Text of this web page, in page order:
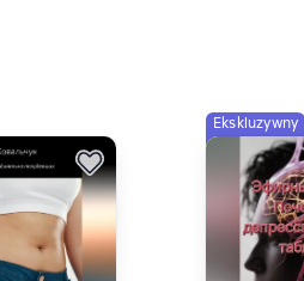
Ekskluzywny